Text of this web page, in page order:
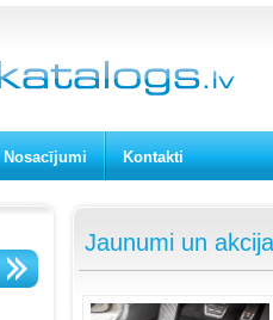
Nosacījumi Kontakti
Jaunumi un